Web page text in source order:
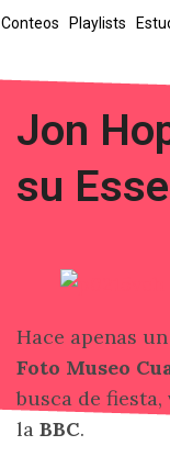
Conteos Playlists
Jon
su
Hace apenas
Foto Museo
busca de
la BBC.